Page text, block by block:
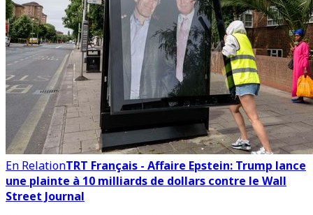
En RelationTRT Français - Affaire Epstein: Trump lance
une plainte à 10 milliards de dollars contre le Wall
Street Journal